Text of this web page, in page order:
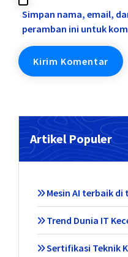
Simpan nama, email,
peramban ini untuk
Artikel Populer
Mesin AI terbaik di
Trend Dunia IT
Sertifikasi Teknik